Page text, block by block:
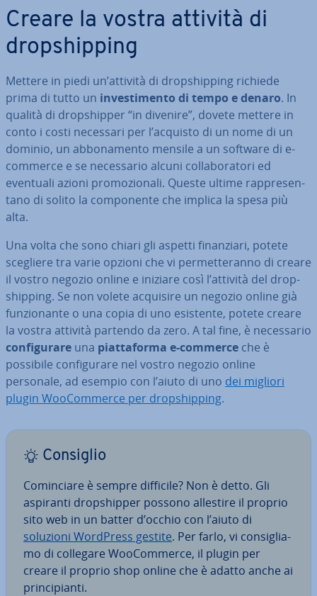
Creare la vostra attività di
drop­ship­ping
Mettere in piedi un’attività di drop­ship­ping richiede
prima di tutto un in­ve­sti­men­to di tempo e denaro. In
qualità di drop­ship­per “in divenire”, dovete mettere in
conto i costi necessari per l’acquisto di un nome di un
dominio, un ab­bo­na­men­to mensile a un software di e-
commerce e se ne­ces­sa­rio alcuni col­la­bo­ra­to­ri ed
eventuali azioni pro­mo­zio­na­li. Queste ultime rap­pre­sen­
ta­no di solito la com­po­nen­te che implica la spesa più
alta.
Una volta che sono chiari gli aspetti fi­nan­zia­ri, potete
scegliere tra varie opzioni che vi per­met­te­ran­no di creare
il vostro negozio online e iniziare così l’attività del drop­
ship­ping. Se non volete acquisire un negozio online già
fun­zio­nan­te o una copia di uno esistente, potete creare
la vostra attività partendo da zero. A tal fine, è ne­ces­sa­rio
con­fi­gu­ra­re una piat­ta­for­ma e-commerce che è
possibile con­fi­gu­ra­re nel vostro negozio online
personale, ad esempio con l’aiuto di uno dei migliori
plugin Woo­Com­mer­ce per drop­ship­ping.
Consiglio
Co­min­cia­re è sempre difficile? Non è detto. Gli
aspiranti drop­ship­per possono allestire il proprio
sito web in un batter d’occhio con l’aiuto di
soluzioni WordPress gestite. Per farlo, vi con­si­glia­
mo di collegare Woo­Com­mer­ce, il plugin per
creare il proprio shop online che è adatto anche ai
prin­ci­pian­ti.